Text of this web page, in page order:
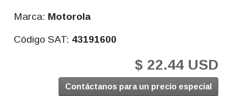
Marca: Motorola
Código SAT: 43191600
$ 22.44 USD
Contáctanos para un precio especial